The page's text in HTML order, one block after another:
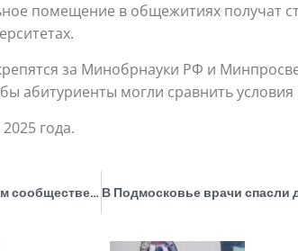
помещение в общежитиях получат
за Минобрнауки РФ и
абитуриенты могли сравнить
года.
РАН: Пособие по «Семьеведению» не обсуждалось в научном сообществе и не было одобрено